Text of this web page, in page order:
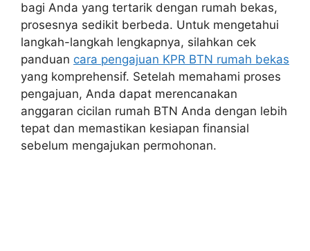
bagi Anda yang tertarik dengan rumah bekas,
prosesnya sedikit berbeda. Untuk mengetahui
langkah-langkah lengkapnya, silahkan cek
panduan cara pengajuan KPR BTN rumah bekas
yang komprehensif. Setelah memahami proses
pengajuan, Anda dapat merencanakan
anggaran cicilan rumah BTN Anda dengan lebih
tepat dan memastikan kesiapan finansial
sebelum mengajukan permohonan.